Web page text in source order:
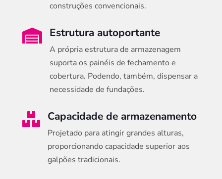
construções convencionais.
 Estrutura autoportante
A própria estrutura de armazenagem
suporta os painéis de fechamento e
cobertura. Podendo, também, dispensar a
necessidade de fundações.
 Capacidade de armazenamento
Projetado para atingir grandes alturas,
proporcionando capacidade superior aos
galpões tradicionais.